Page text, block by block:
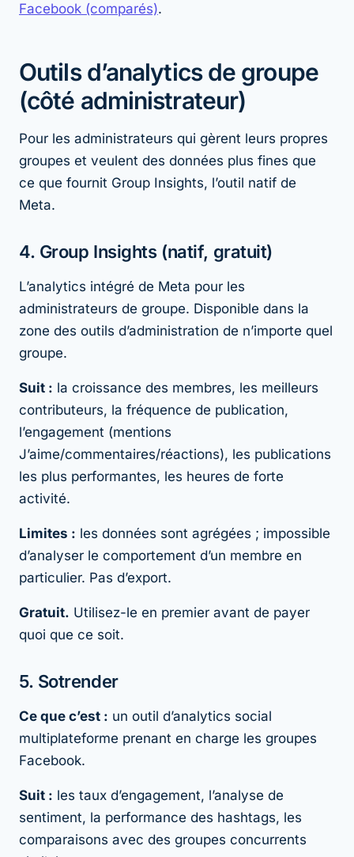
Facebook (comparés).
Outils d’analytics de groupe
(côté administrateur)
Pour les administrateurs qui gèrent leurs propres
groupes et veulent des données plus fines que
ce que fournit Group Insights, l’outil natif de
Meta.
4. Group Insights (natif, gratuit)
L’analytics intégré de Meta pour les
administrateurs de groupe. Disponible dans la
zone des outils d’administration de n’importe quel
groupe.
Suit : la croissance des membres, les meilleurs
contributeurs, la fréquence de publication,
l’engagement (mentions
J’aime/commentaires/réactions), les publications
les plus performantes, les heures de forte
activité.
Limites : les données sont agrégées ; impossible
d’analyser le comportement d’un membre en
particulier. Pas d’export.
Gratuit. Utilisez-le en premier avant de payer
quoi que ce soit.
5. Sotrender
Ce que c’est : un outil d’analytics social
multiplateforme prenant en charge les groupes
Facebook.
Suit : les taux d’engagement, l’analyse de
sentiment, la performance des hashtags, les
comparaisons avec des groupes concurrents